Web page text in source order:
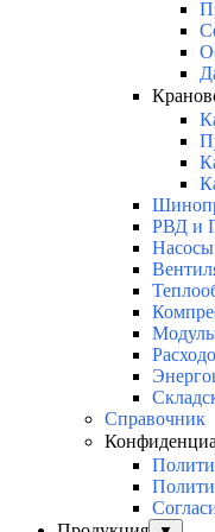
РВД и
Насосы
Справочник